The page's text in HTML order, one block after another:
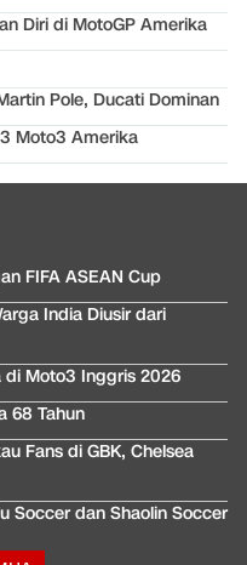
Diri di MotoGP Amerika
Pole, Ducati Dominan
Moto3 Amerika
FIFA ASEAN Cup
India Diusir dari
di Moto3 Inggris 2026
68 Tahun
Fans di GBK, Chelsea
Soccer dan Shaolin Soccer